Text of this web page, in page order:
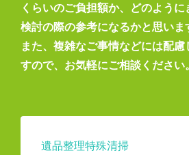
くらいのご負担額か、どのよう
検討の際の参考になるかと思いま
また、複雑なご事情などには配慮
すので、お気軽にご相談ください